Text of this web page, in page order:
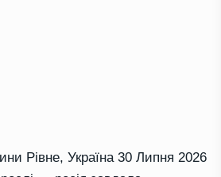
Рівне, Україна 30 Липня 2026